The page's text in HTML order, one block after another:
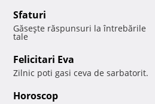
Sfaturi
Găseşte răspunsuri la întrebările
tale
Felicitari Eva
Zilnic poti gasi ceva de sarbatorit.
Horoscop